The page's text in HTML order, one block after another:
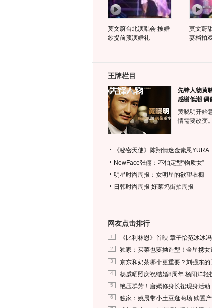
莫文蔚台北演唱会 披婚
纱提前预演婚礼
莫文蔚
妻档拍
王牌栏目
先锋人物黄
感谢低潮 偶
黄晓明开始
情需要改
《秘密天使》陈翔情迷金素恩YURA
NewFace张俪：不怕定型“物质女”
明星时尚周报：女明星的欲望衣橱
日韩时尚周报 好莱坞街拍周报
网友点击排行
1 《比利林恩》首映 章子怡范冰冰
2 独家：买菜也要拗造型！金星携
3 京东和奶茶哪个更重要？刘强东的
4 杨威晒照庆祝结婚8周年 杨阳洋轻
5 艳压群芳！唐嫣修身长裙现身活动
6 独家：姚晨带小土豆逛商场 购置